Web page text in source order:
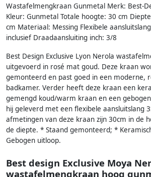
Wastafelmengkraan Gunmetal Merk: Best-
Kleur: Gunmetal Totale hoogte: 30 cm
cm Materiaal: Messing Flexibele
inclusief Draadaansluiting inch: 3/8
Best Design Exclusive Lyon Nerola
uitgevoerd in rosé mat goud. Deze kraan
gemonteerd en past goed in een moderne,
badkamer. Verder heeft deze kraan een
gemengd koud/warm kraan en een
hij geleverd met een flexibele aansluitslang
afmetingen van deze kraan zijn 30cm in de
de diepte. * Staand gemonteerd; *
Gebogen uitloop.
Best design Exclusive Moya
wastafelmengkraan hoog